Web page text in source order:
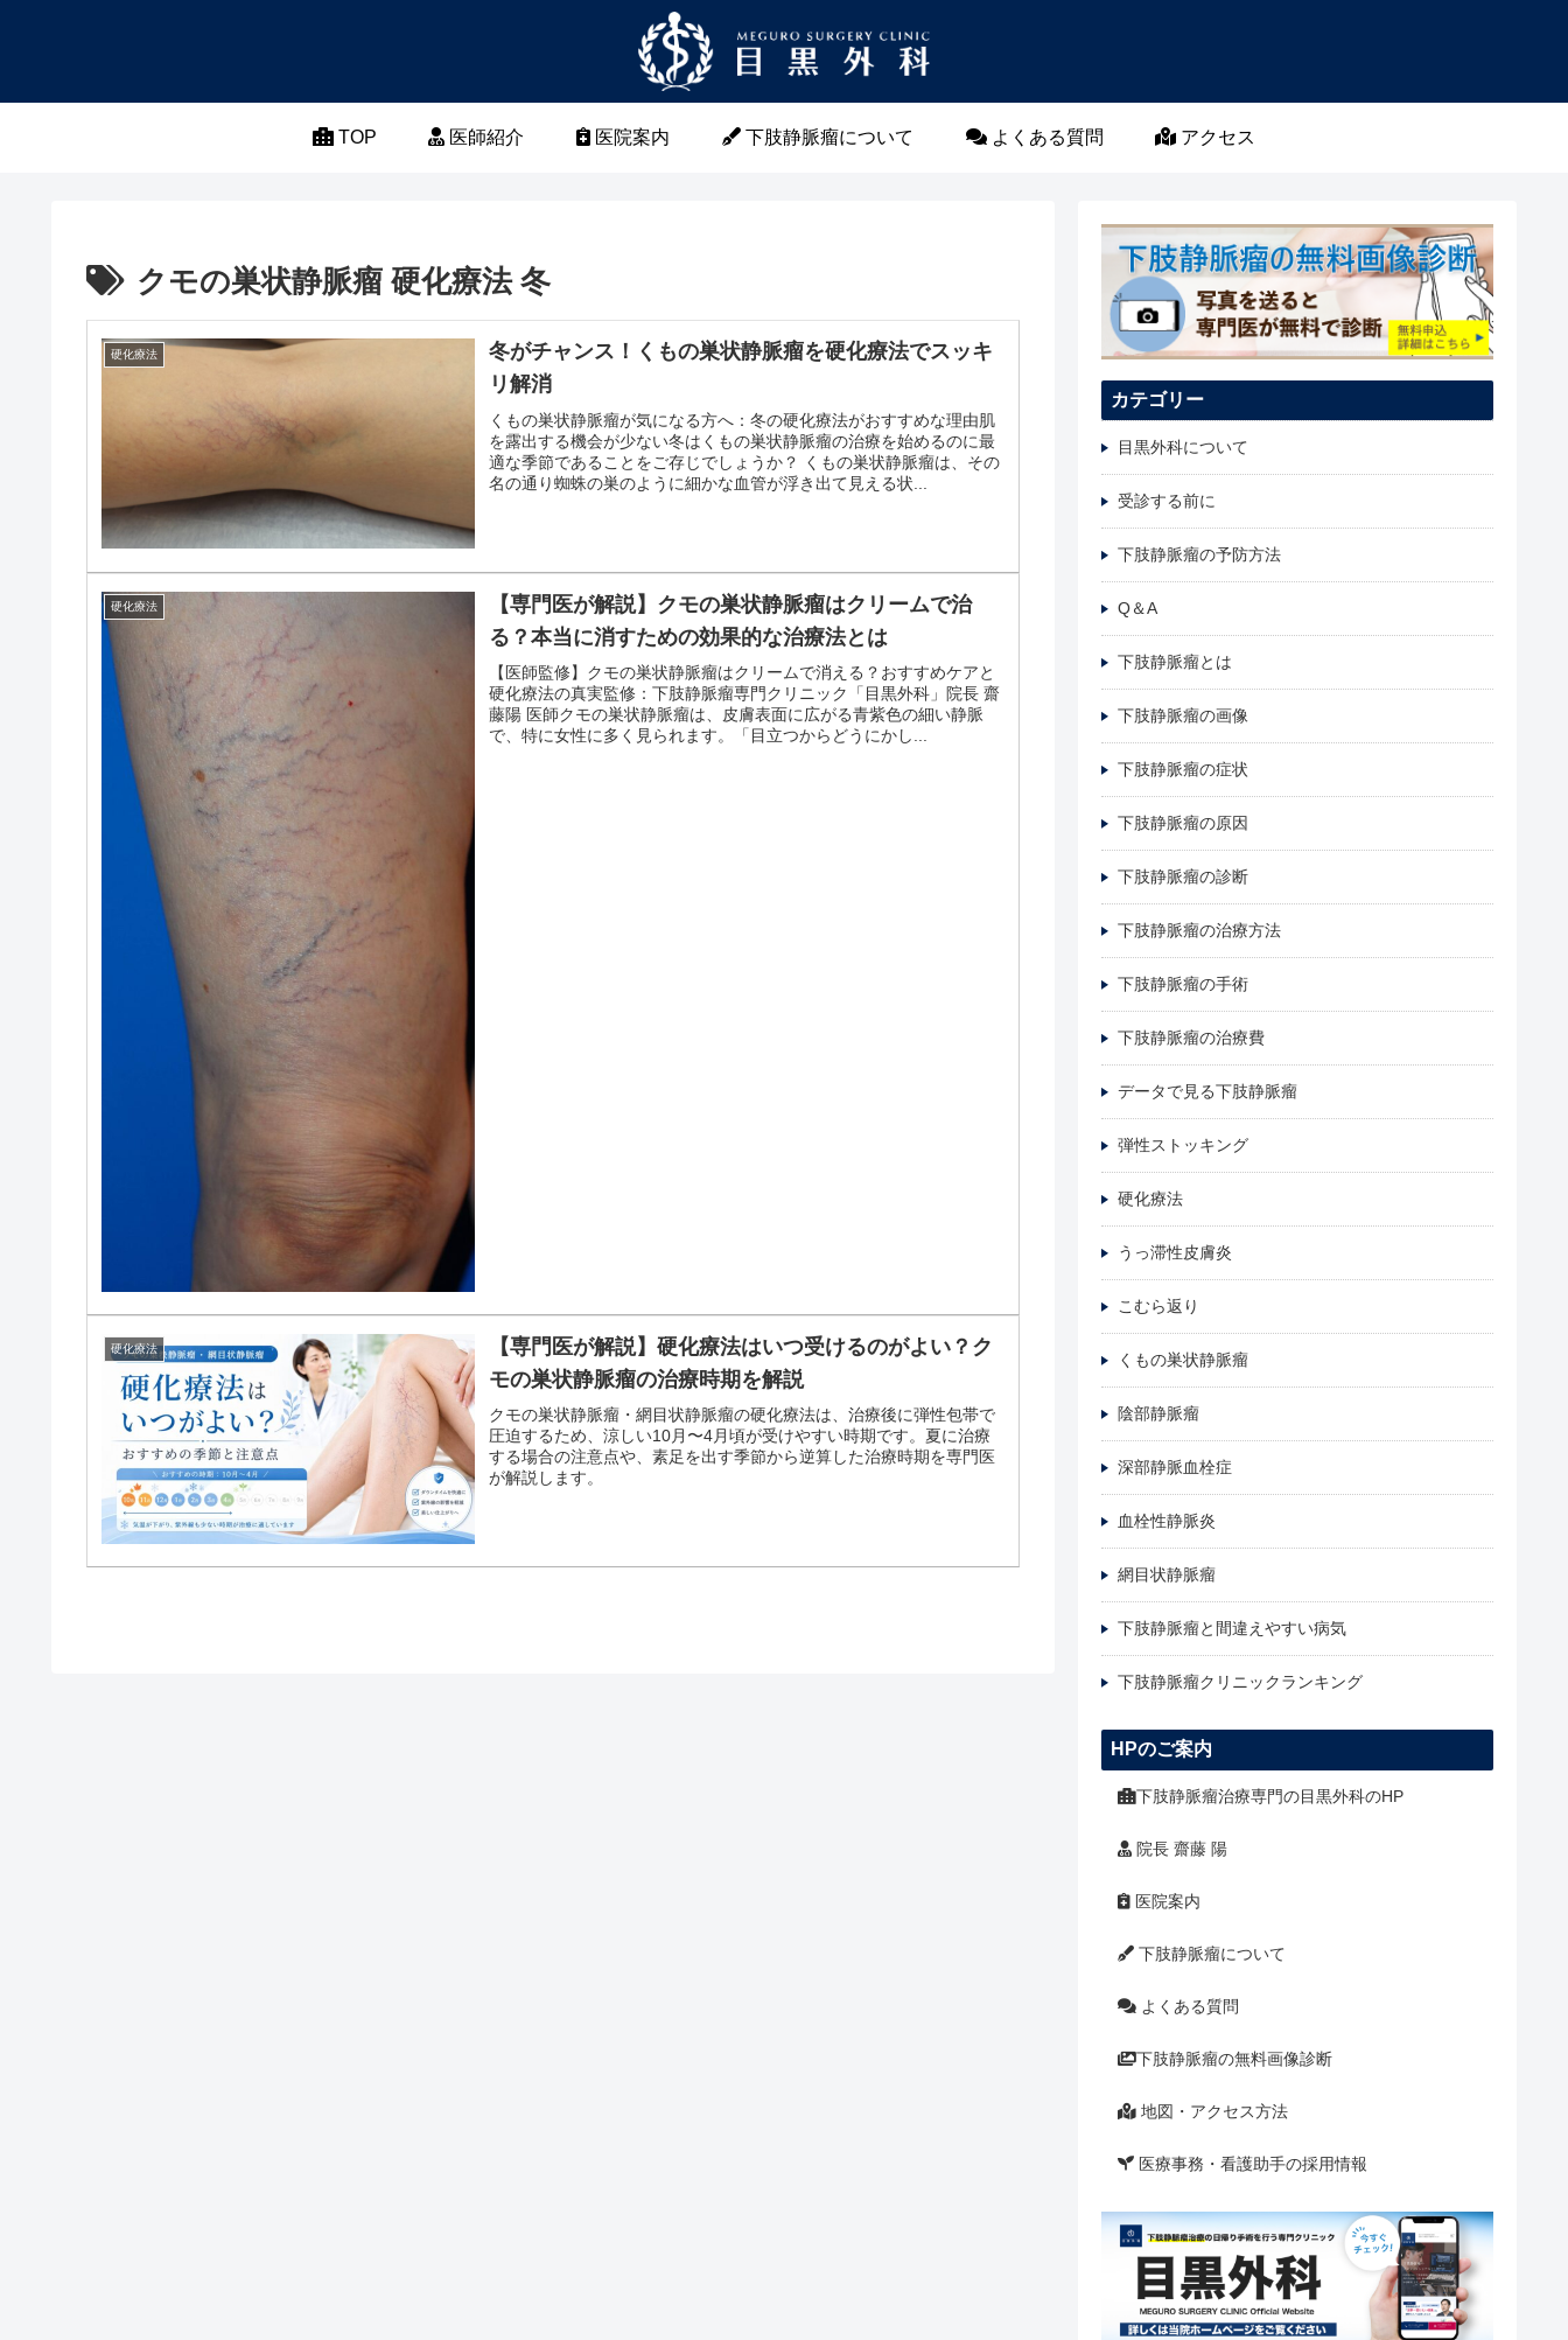
TOP 医師紹介 医院案内 下肢静脈瘤について よくある質問 アクセス
クモの巣状静脈瘤 硬化療法 冬
硬化療法
冬がチャンス！くもの巣状静脈瘤を硬化療法でスッキ
リ解消
くもの巣状静脈瘤が気になる方へ：冬の硬化療法がおすすめな理由肌
を露出する機会が少ない冬はくもの巣状静脈瘤の治療を始めるのに最
適な季節であることをご存じでしょうか？ くもの巣状静脈瘤は、その
名の通り蜘蛛の巣のように細かな血管が浮き出て見える状...
硬化療法
【専門医が解説】クモの巣状静脈瘤はクリームで治
る？本当に消すための効果的な治療法とは
【医師監修】クモの巣状静脈瘤はクリームで消える？おすすめケアと
硬化療法の真実監修：下肢静脈瘤専門クリニック「目黒外科」院長 齋
藤陽 医師クモの巣状静脈瘤は、皮膚表面に広がる青紫色の細い静脈
で、特に女性に多く見られます。「目立つからどうにかし...
硬化療法
【専門医が解説】硬化療法はいつ受けるのがよい？ク
モの巣状静脈瘤の治療時期を解説
クモの巣状静脈瘤・網目状静脈瘤の硬化療法は、治療後に弾性包帯で
圧迫するため、涼しい10月〜4月頃が受けやすい時期です。夏に治療
する場合の注意点や、素足を出す季節から逆算した治療時期を専門医
が解説します。
カテゴリー
目黒外科について
受診する前に
下肢静脈瘤の予防方法
Q＆A
下肢静脈瘤とは
下肢静脈瘤の画像
下肢静脈瘤の症状
下肢静脈瘤の原因
下肢静脈瘤の診断
下肢静脈瘤の治療方法
下肢静脈瘤の手術
下肢静脈瘤の治療費
データで見る下肢静脈瘤
弾性ストッキング
硬化療法
うっ滞性皮膚炎
こむら返り
くもの巣状静脈瘤
陰部静脈瘤
深部静脈血栓症
血栓性静脈炎
網目状静脈瘤
下肢静脈瘤と間違えやすい病気
下肢静脈瘤クリニックランキング
HPのご案内
下肢静脈瘤治療専門の目黒外科のHP
院長 齋藤 陽
医院案内
下肢静脈瘤について
よくある質問
下肢静脈瘤の無料画像診断
地図・アクセス方法
医療事務・看護助手の採用情報